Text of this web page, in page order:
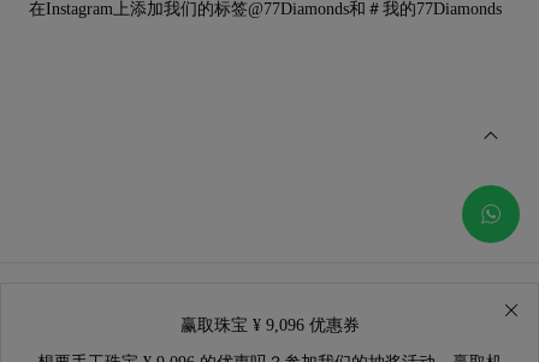
在Instagram上添加我们的标签@77Diamonds和＃我的77Diamonds
赢取珠宝 ¥ 9,096 优惠券